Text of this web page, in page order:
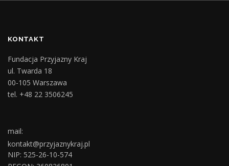
KONTAKT
Fundacja Przyjazny Kraj
ul. Twarda 18
00-105 Warszawa
tel. +48 22 3506245
mail:
kontakt@przyjaznykraj.pl
NIP: 525-26-10-574